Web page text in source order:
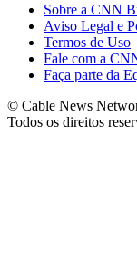
Sobre a CNN
Aviso Legal e
Termos de Uso
Fale com a
Faça parte da
© Cable News
Todos os direitos